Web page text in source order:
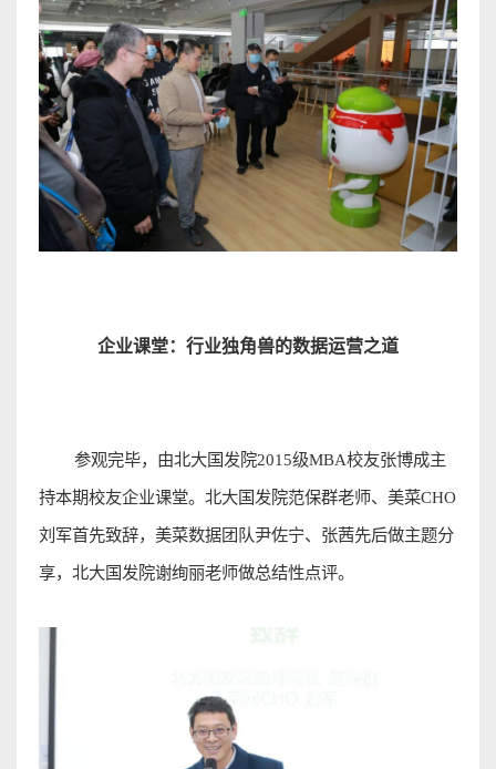
企业课堂：行业独角兽的数据运营之道
参观完毕，由北大国发院2015级MBA校友张博成主
持本期校友企业课堂。北大国发院范保群老师、美菜CHO
刘军首先致辞，美菜数据团队尹佐宁、张茜先后做主题分
享，北大国发院谢绚丽老师做总结性点评。